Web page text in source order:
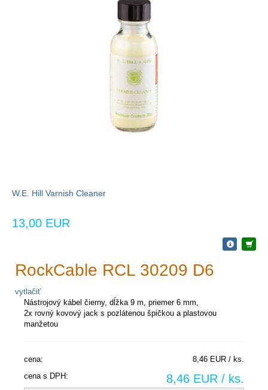
W.E. Hill Varnish Cleaner
13,00 EUR
RockCable RCL 30209 D6
vytlačiť
Nástrojový kábel čierny, dĺžka 9 m, priemer 6 mm,
2x rovný kovový jack s pozlátenou špičkou a plastovou
manžetou
cena:
8,46 EUR / ks.
cena s DPH:
8,46 EUR / ks.